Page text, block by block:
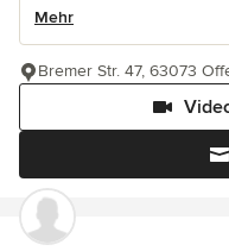
Mehr
Bremer Str. 47, 63073